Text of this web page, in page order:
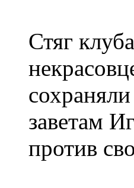
Стяг
заветам
против